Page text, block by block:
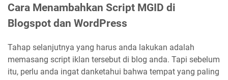
Cara Menambahkan Script MGID di
Blogspot dan WordPress
Tahap selanjutnya yang harus anda lakukan adalah
memasang script iklan tersebut di blog anda. Tapi sebelum
itu, perlu anda ingat danketahui bahwa tempat yang paling